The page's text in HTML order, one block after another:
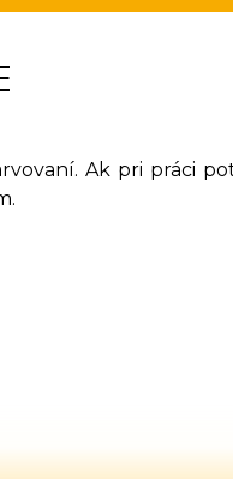
Ak pri práci